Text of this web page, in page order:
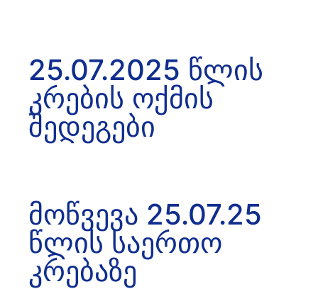
25.07.2025 წლის
კრების ოქმის
შედეგები
მოწვევა 25.07.25
წლის საერთო
კრებაზე